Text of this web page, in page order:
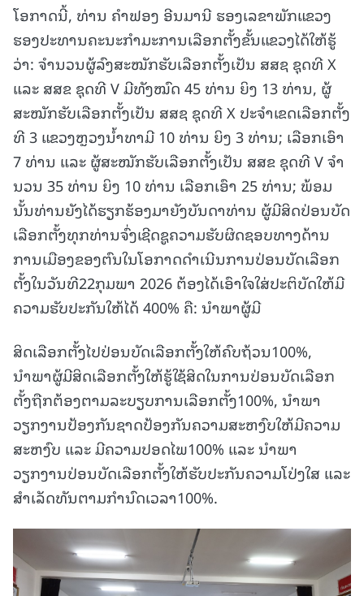
ໂອກາດນີ້, ທ່ານ ຄໍາຟອງ ອີນມານີ ຮອງເລຂາພັກແຂວງ
ຮອງປະທານຄະນະກຳມະການເລືອກຕັ້ງຂັ້ນແຂວງໄດ້ໃຫ້ຮູ້
ວ່າ: ຈໍານວນຜູ້ລົງສະໝັກຮັບເລືອກຕັ້ງເປັນ ສສຊ ຊຸດທີ X
ແລະ ສສຂ ຊຸດທີ V ມີທັງໝົດ 45 ທ່ານ ຍິງ 13 ທ່ານ, ຜູ້
ສະໝັກຮັບເລືອກຕັ້ງເປັນ ສສຊ ຊຸດທີ X ປະຈໍາເຂດເລືອກຕັ້ງ
ທີ 3 ແຂວງຫຼວງນໍ້າທາມີ 10 ທ່ານ ຍິງ 3 ທ່ານ; ເລືອກເອົາ
7 ທ່ານ ແລະ ຜູ້ສະໝັກຮັບເລືອກຕັ້ງເປັນ ສສຂ ຊຸດທີ V ຈໍາ
ນວນ 35 ທ່ານ ຍິງ 10 ທ່ານ ເລືອກເອົາ 25 ທ່ານ; ພ້ອມ
ນັ້ນທ່ານຍັງໄດ້ຮຽກຮ້ອງມາຍັງບັນດາທ່ານ ຜູ້ມີສິດປ່ອນບັດ
ເລືອກຕັ້ງທຸກທ່ານຈົ່ງເຊີດຊູຄວາມຮັບຜິດຊອບທາງດ້ານ
ການເມືອງຂອງຕົນໃນໂອກາດດໍາເນີນການປ່ອນບັດເລືອກ
ຕັ້ງໃນວັນທີ22ກຸມພາ 2026 ຕ້ອງໄດ້ເອົາໃຈໃສ່ປະຕິບັດໃຫ້ມີ
ຄວາມຮັບປະກັນໃຫ້ໄດ້ 400% ຄື: ນຳພາຜູ້ມີ
ສິດເລືອກຕັ້ງໄປປ່ອນບັດເລືອກຕັ້ງໃຫ້ຄົບຖ້ວນ100%,
ນຳພາຜູ້ມີສິດເລືອກຕັ້ງໃຫ້ຮູ້ໃຊ້ສິດໃນການປ່ອນບັດເລືອກ
ຕັ້ງຖືກຕ້ອງຕາມລະບຽບການເລືອກຕັ້ງ100%, ນຳພາ
ວຽກງານປ້ອງກັນຊາດປ້ອງກັນຄວາມສະຫງົບໃຫ້ມີຄວາມ
ສະຫງົບ ແລະ ມີຄວາມປອດໄພ100% ແລະ ນຳພາ
ວຽກງານປ່ອນບັດເລືອກຕັ້ງໃຫ້ຮັບປະກັນຄວາມໂປ່ງໃສ ແລະ
ສຳເລັດທັນຕາມກຳນົດເວລາ100%.